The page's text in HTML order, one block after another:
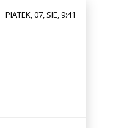
PIĄTEK, 07, SIE, 9:41